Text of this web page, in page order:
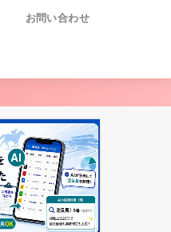
お問い合わせ